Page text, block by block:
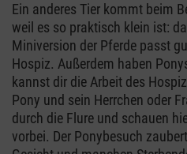
Ein anderes Tier kommt beim
weil es so praktisch klein ist:
Miniversion der Pferde passt
Hospiz. Außerdem haben
kannst dir die Arbeit des
Pony und sein Herrchen oder
durch die Flure und schauen
vorbei. Der Ponybesuch